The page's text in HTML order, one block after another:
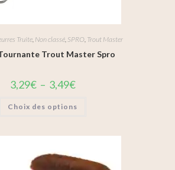
Truite Non classé SPRO Trout Master
Trout Master Spro
3,29€ – 3,49€
Choix des options